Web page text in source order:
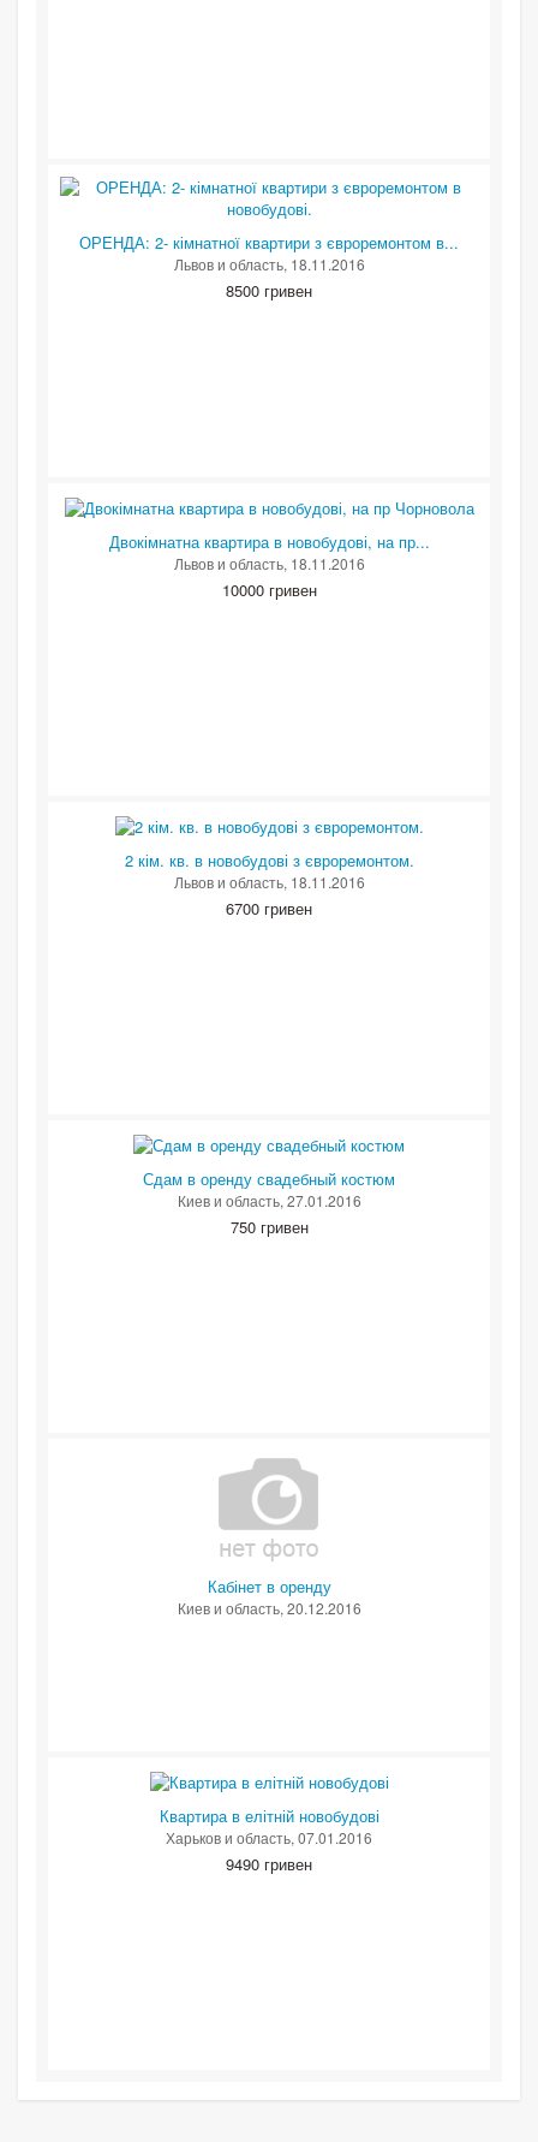
ОРЕНДА: 2- кімнатної квартири з євроремонтом в...
Львов и область, 18.11.2016
8500 гривен
Двокімнатна квартира в новобудові, на пр...
Львов и область, 18.11.2016
10000 гривен
2 кім. кв. в новобудові з євроремонтом.
Львов и область, 18.11.2016
6700 гривен
Сдам в оренду свадебный костюм
Киев и область, 27.01.2016
750 гривен
Кабінет в оренду
Киев и область, 20.12.2016
Квартира в елітній новобудові
Харьков и область, 07.01.2016
9490 гривен